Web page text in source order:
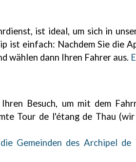
ist ideal, um sich in
ist einfach: Nachdem Sie die
wählen dann Ihren Fahrer aus.
Besuch, um mit dem
Tour de l'étang de Thau
Gemeinden des Archipel